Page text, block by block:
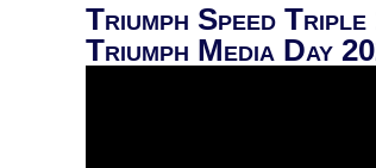
Triumph Speed
Triumph Media Day